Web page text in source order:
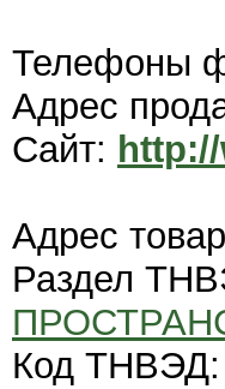
Телефоны
Адрес
Сайт:
Адрес
Раздел
Код ТНВЭД: